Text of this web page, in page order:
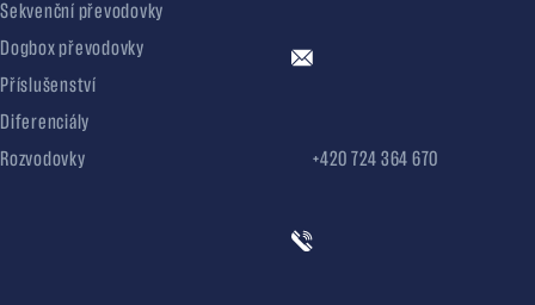
Sekvenční převodovky
Dogbox převodovky
Příslušenství
Diferenciály
Rozvodovky
+420 724 364 670